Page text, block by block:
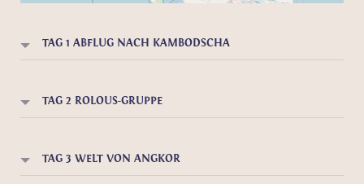
TAG 1 ABFLUG NACH KAMBODSCHA
TAG 2 ROLOUS-GRUPPE
TAG 3 WELT VON ANGKOR